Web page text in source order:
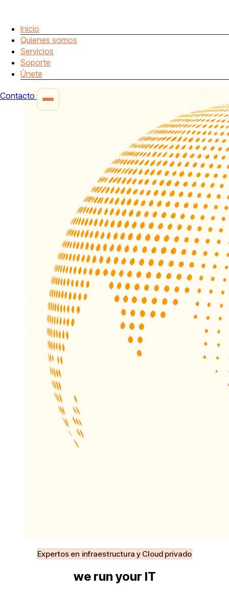
Inicio
Quienes somos
Servicios
Soporte
Únete
Contacto
Expertos en infraestructura y Cloud privado
we run your IT